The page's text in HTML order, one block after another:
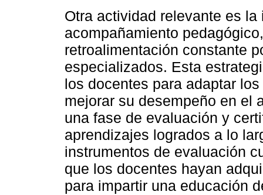
Otra actividad relevante es
acompañamiento
retroalimentación constante
especializados. Esta
los docentes para adaptar
mejorar su desempeño en el
una fase de evaluación y
aprendizajes logrados a lo
instrumentos de evaluación
que los docentes hayan
para impartir una educación